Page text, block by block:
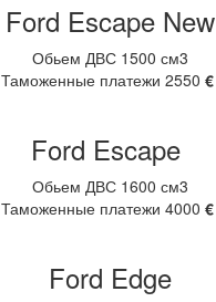
Ford Escape New
Обьем ДВС 1500 см3
Таможенные платежи 2550 €
Ford Escape
Обьем ДВС 1600 см3
Таможенные платежи 4000 €
Ford Edge